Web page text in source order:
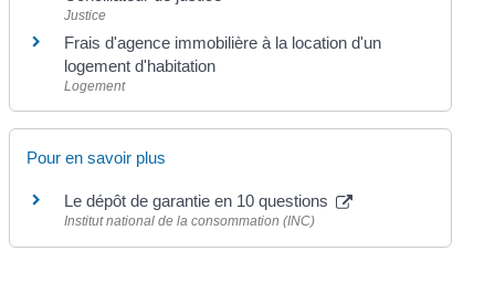
Justice
Frais d'agence immobilière à la location d'un
logement d'habitation
Logement
Pour en savoir plus
Le dépôt de garantie en 10 questions
Institut national de la consommation (INC)